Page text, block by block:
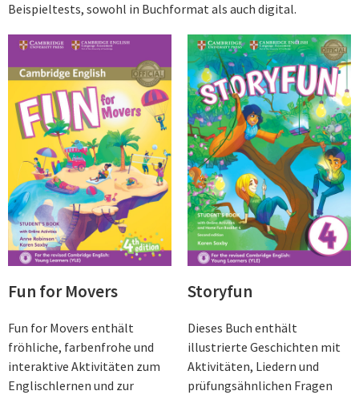
Beispieltests, sowohl in Buchformat als auch digital.
Fun for Movers
Fun for Movers enthält
fröhliche, farbenfrohe und
interaktive Aktivitäten zum
Englischlernen und zur
Storyfun
Dieses Buch enthält
illustrierte Geschichten mit
Aktivitäten, Liedern und
prüfungsähnlichen Fragen